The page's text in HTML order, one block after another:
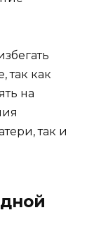
так как
на
так и